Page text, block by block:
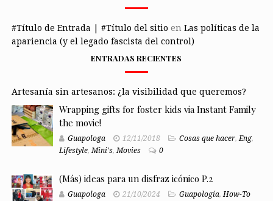
#Título de Entrada | #Título del sitio en Las políticas de la
apariencia (y el legado fascista del control)
ENTRADAS RECIENTES
Artesanía sin artesanos: ¿la visibilidad que queremos?
Wrapping gifts for foster kids via Instant Family
the movie!
Guapologa 12/11/2018 Cosas que hacer,Eng,
Lifestyle,Mini's,Movies 0
(Más) ideas para un disfraz icónico P.2
Guapologa 21/10/2024 Guapología,How-To